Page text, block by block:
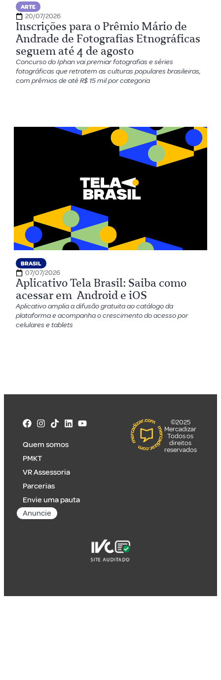
ARTE
20/07/2026
Inscrições para o Prêmio Mário de
Andrade de Fotografias Etnográficas
seguem até 4 de agosto
Concurso do Iphan vai premiar fotografias e séries
fotográficas que retratem as culturas populares brasileiras,
com prêmios de até R$ 15 mil por categoria
BRASIL
07/07/2026
Aplicativo Tela Brasil: Saiba como
acessar em Android e iOS
Aplicativo amplia a difusão gratuita ao catálogo da
plataforma e acompanha o crescimento do acesso por
celulares e tablets
Quem somos
PMKT
VR Assessoria
Parcerias
Envie uma pauta
Anuncie
©2025
Mercadizar
Todos os
direitos
reservados